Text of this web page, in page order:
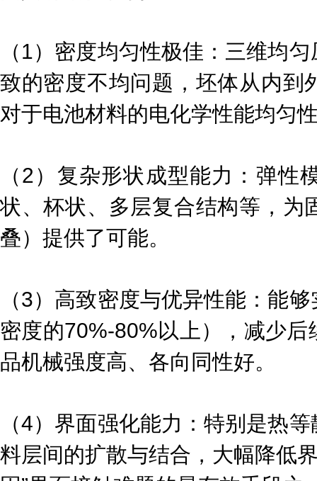
（1）密度均匀性极佳：三维均
致的密度不均问题，坯体从内到
对于电池材料的电化学性能均匀
（2）复杂形状成型能力：弹性
状、杯状、多层复合结构等，为
叠）提供了可能。
（3）高致密度与优异性能：能
密度的70%-80%以上），减少
品机械强度高、各向同性好。
（4）界面强化能力：特别是热
料层间的扩散与结合，大幅降低